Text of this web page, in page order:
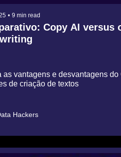
• 9 min read
Copy AI versus
as vantagens e desvantagens
de criação de textos
Hackers